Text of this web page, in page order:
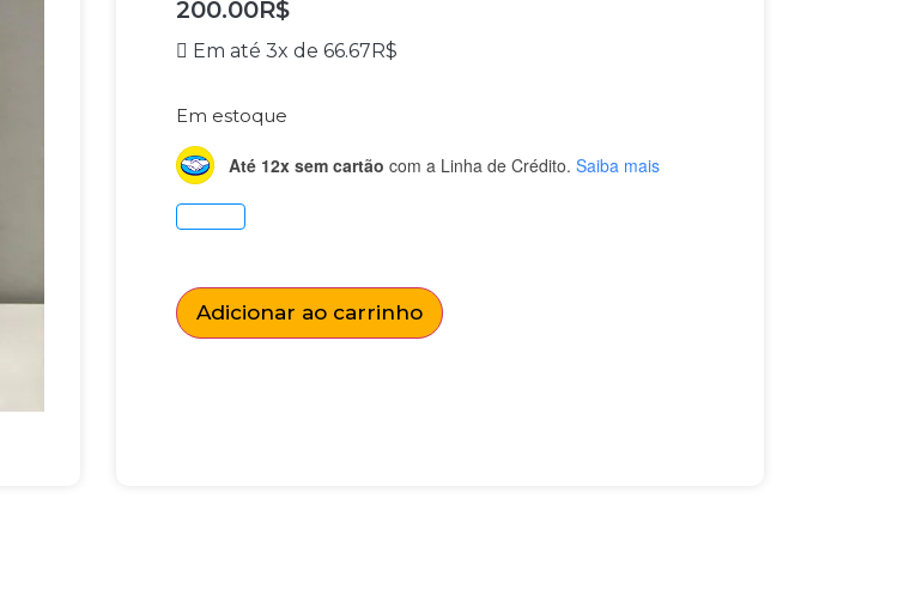
200.00R$
Em até 3x de 66.67 R$
Em estoque
Até 12x sem cartão com a Linha de Crédito. Saiba mais
Adicionar ao carrinho